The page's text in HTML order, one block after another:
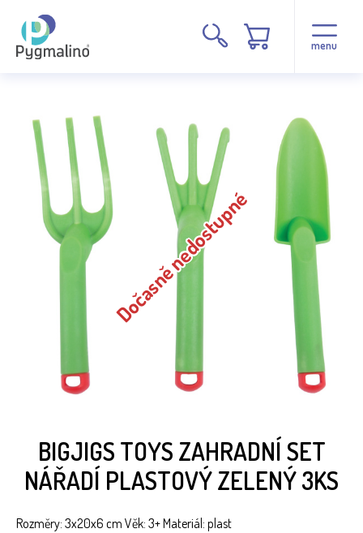
menu
Dočasně nedostupné
BIGJIGS TOYS ZAHRADNÍ SET
NÁŘADÍ PLASTOVÝ ZELENÝ 3KS
Rozměry: 3x20x6 cm Věk: 3+ Materiál: plast